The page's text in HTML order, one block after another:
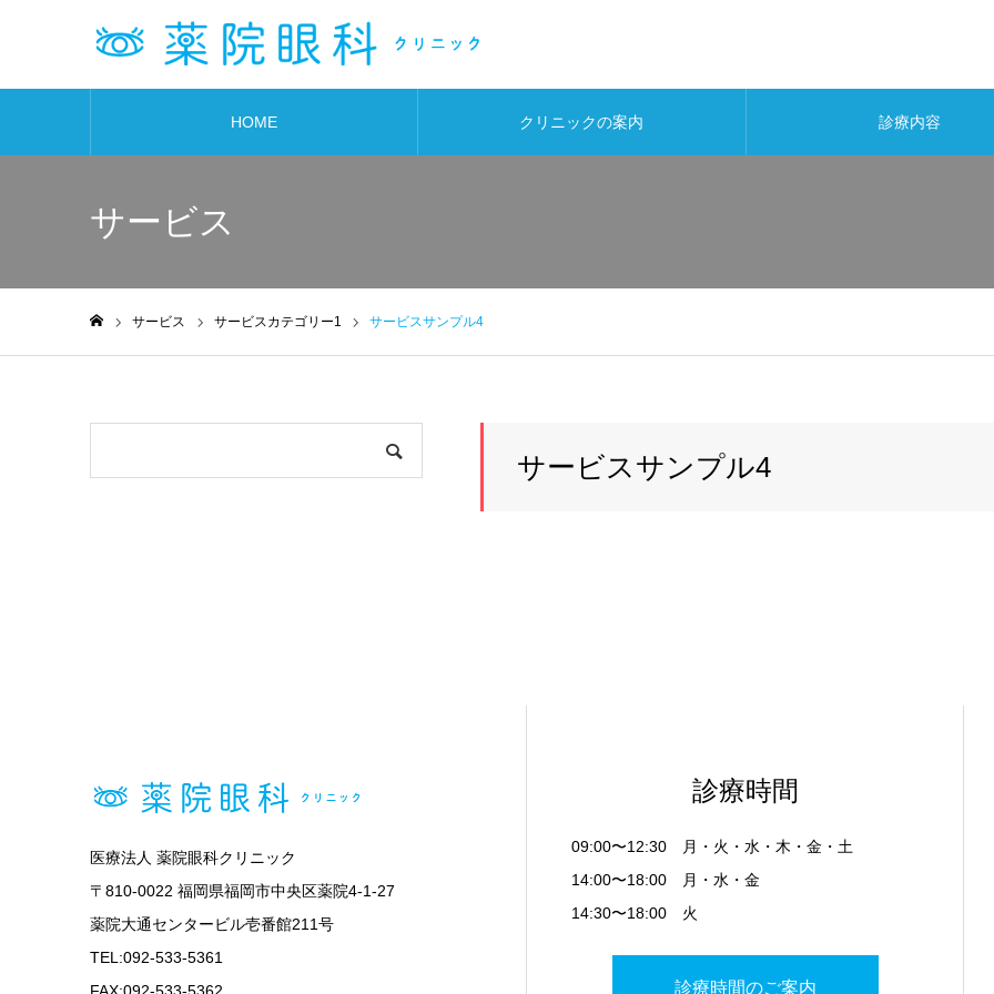
HOME クリニックの案内 診療内容
サービス
サービス サービスカテゴリー1 サービスサンプル4
サービスサンプル4
医療法人 薬院眼科クリニック
〒810-0022 福岡県福岡市中央区薬院4-1-27
薬院大通センタービル壱番館211号
TEL:092-533-5361
診療時間
09:00〜12:30 月・火・水・木・金・土
14:00〜18:00 月・水・金
14:30〜18:00 火
診療時間のご案内